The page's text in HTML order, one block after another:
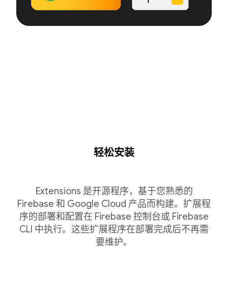
轻松安装
Extensions 是开源程序，基于您熟悉的
Firebase 和 Google Cloud 产品而构建。扩展程
序的部署和配置在 Firebase 控制台或 Firebase
CLI 中执行。这些扩展程序在部署完成后不再需
要维护。